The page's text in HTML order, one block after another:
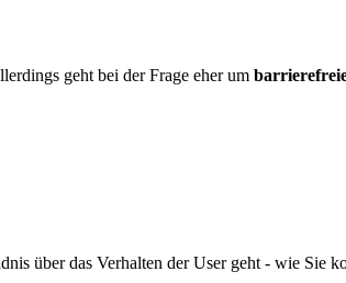
geht bei der Frage eher um
über das Verhalten der User geht - wie Sie